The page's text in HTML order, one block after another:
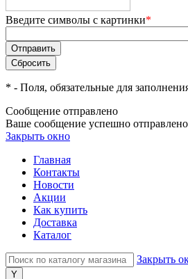
Введите символы с картинки*
* - Поля, обязательные для
Сообщение отправлено
Ваше сообщение успешно
Закрыть окно
Главная
Контакты
Новости
Акции
Как купить
Доставка
Каталог
Закрыть